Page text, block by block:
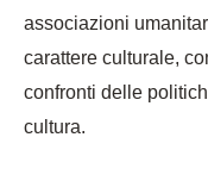
associazioni
carattere culturale,
confronti delle
cultura.